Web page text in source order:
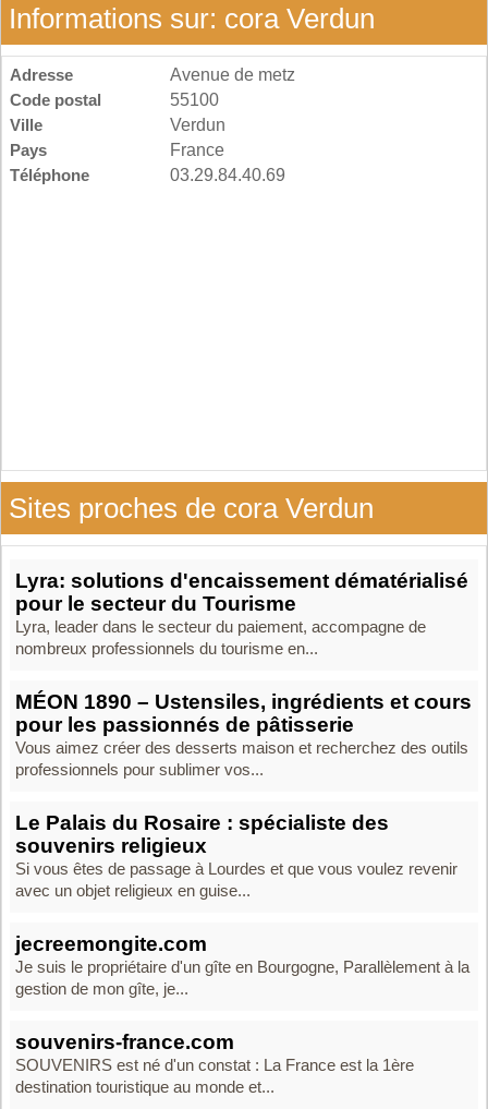
Informations sur: cora Verdun
Adresse
Avenue de metz
Code postal
55100
Ville
Verdun
Pays
France
Téléphone
03.29.84.40.69
Sites proches de cora Verdun
Lyra: solutions d'encaissement dématérialisé
pour le secteur du Tourisme
Lyra, leader dans le secteur du paiement, accompagne de
nombreux professionnels du tourisme en...
MÉON 1890 – Ustensiles, ingrédients et cours
pour les passionnés de pâtisserie
Vous aimez créer des desserts maison et recherchez des outils
professionnels pour sublimer vos...
Le Palais du Rosaire : spécialiste des
souvenirs religieux
Si vous êtes de passage à Lourdes et que vous voulez revenir
avec un objet religieux en guise...
jecreemongite.com
Je suis le propriétaire d'un gîte en Bourgogne, Parallèlement à la
gestion de mon gîte, je...
souvenirs-france.com
SOUVENIRS est né d'un constat : La France est la 1ère
destination touristique au monde et...